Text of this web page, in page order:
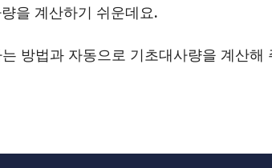
을 계산하기 쉬운데요.
방법과 자동으로 기초대사량을 계산해